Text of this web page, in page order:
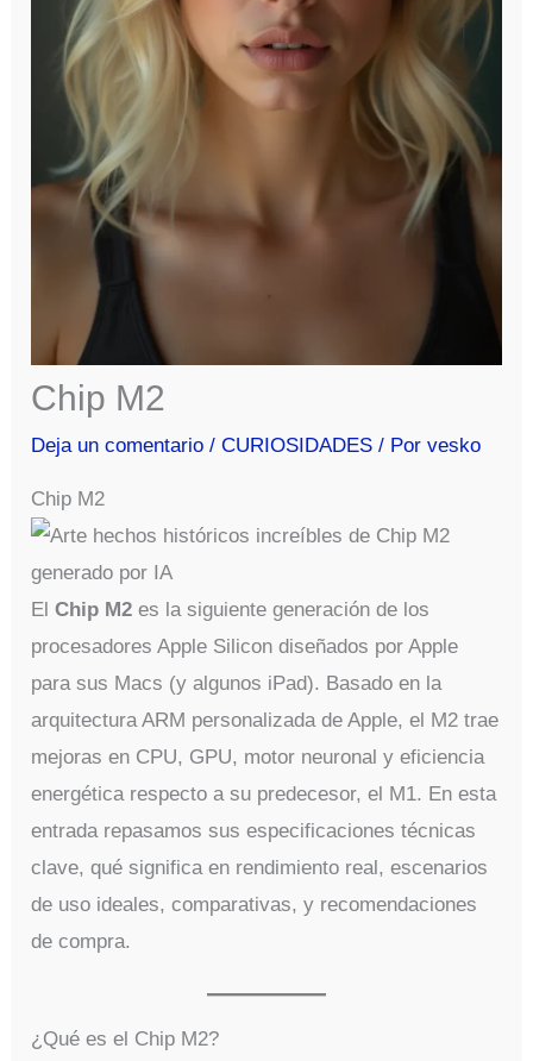
Chip M2
Deja un comentario /CURIOSIDADES / Porvesko
Chip M2
ElChip M2 es la siguiente generación de los
procesadores Apple Silicon diseñados por Apple
para sus Macs (y algunos iPad). Basado en la
arquitectura ARM personalizada de Apple, el M2 trae
mejoras en CPU, GPU, motor neuronal y eficiencia
energética respecto a su predecesor, el M1. En esta
entrada repasamos sus especificaciones técnicas
clave, qué significa en rendimiento real, escenarios
de uso ideales, comparativas, y recomendaciones
de compra.
¿Qué es el Chip M2?